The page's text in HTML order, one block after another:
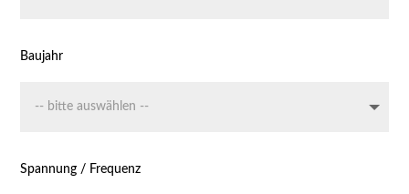
Baujahr
Spannung / Frequenz